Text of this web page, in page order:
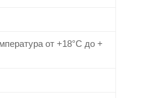
от +18°C до +